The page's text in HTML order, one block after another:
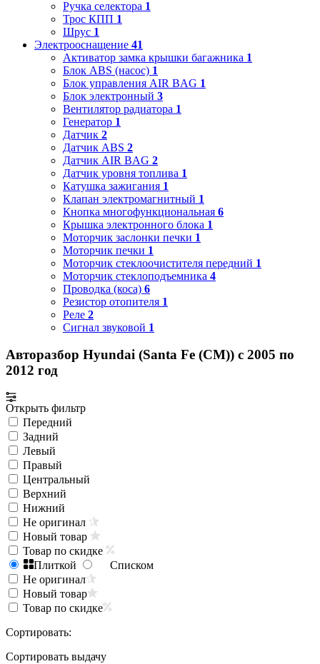
Ручка селектора 1
Трос КПП 1
Шрус 1
Электрооснащение 41
Активатор замка крышки багажника 1
Блок ABS (насос) 1
Блок управления AIR BAG 1
Блок электронный 3
Вентилятор радиатора 1
Генератор 1
Датчик 2
Датчик ABS 2
Датчик AIR BAG 2
Датчик уровня топлива 1
Катушка зажигания 1
Клапан электромагнитный 1
Кнопка многофункциональная 6
Крышка электронного блока 1
Моторчик заслонки печки 1
Моторчик печки 1
Моторчик стеклоочистителя передний 1
Моторчик стеклоподъемника 4
Проводка (коса) 6
Резистор отопителя 1
Реле 2
Сигнал звуковой 1
Авторазбор Hyundai (Santa Fe (CM)) с 2005 по
2012 год
Открыть фильтр
Передний
Задний
Левый
Правый
Центральный
Верхний
Нижний
Не оригинал
Новый товар
Товар по скидке
Плиткой
Списком
Не оригинал
Новый товар
Товар по скидке
Сортировать:
Сортировать выдачу